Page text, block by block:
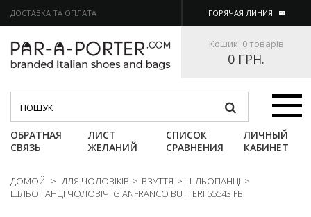
ДОСТАВКА ТА ОПЛАТА ГОРЯЧАЯ ЛИНИЯ
Кошик: 0 товарів
0 ГРН.
Категории
ОБРАТНАЯ
СВЯЗЬ
ЛИСТ
ЖЕЛАНИЙ
СПИСОК
СРАВНЕНИЯ
ЛИЧНЫЙ
КАБИНЕТ
ДОМОЙ > ДЛЯ ЧОЛОВІКІВ > ВЗУТТЯ > ШЛЬОПАНЦІ >
ШЛЬОПАНЦІ ЧОЛОВІЧІ GIANFRANCO BUTTERI 55543 FB